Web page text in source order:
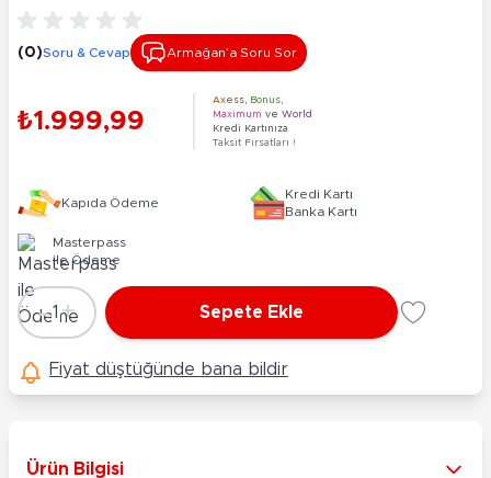
(0)Soru & Cevap Armağan’a Soru Sor
₺1.999,99
Axess Bonus
Maximum ve World
Kredi Kartınıza
Taksit Fırsatları !
Kapıda Ödeme
Kredi Kartı
Banka Kartı
Masterpass
ile Ödeme
Adet
-1 + Sepete Ekle
Fiyat düştüğünde bana bildir
Ürün Bilgisi